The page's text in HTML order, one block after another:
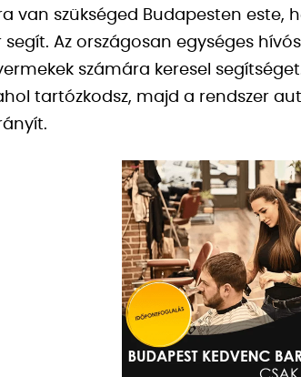
van szükséged Budapesten
Az országosan egységes
számára keresel
tartózkodsz, majd a rendszer